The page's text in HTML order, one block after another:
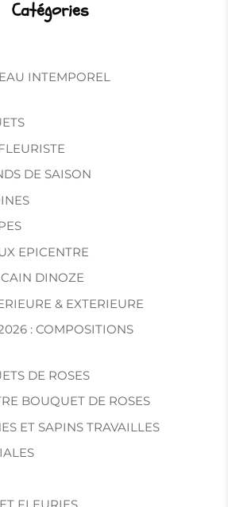
Catégories
INTEMPOREL
DE SAISON
EPICENTRE
DINOZE
& EXTERIEURE
: COMPOSITIONS
DE ROSES
BOUQUET DE ROSES
ET SAPINS TRAVAILLES